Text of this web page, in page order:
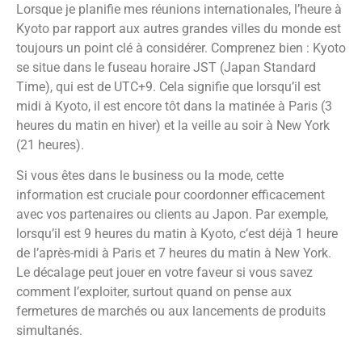
Lorsque je planifie mes réunions internationales, l’heure à
Kyoto par rapport aux autres grandes villes du monde est
toujours un point clé à considérer. Comprenez bien : Kyoto
se situe dans le fuseau horaire JST (Japan Standard
Time), qui est de UTC+9. Cela signifie que lorsqu’il est
midi à Kyoto, il est encore tôt dans la matinée à Paris (3
heures du matin en hiver) et la veille au soir à New York
(21 heures).
Si vous êtes dans le business ou la mode, cette
information est cruciale pour coordonner efficacement
avec vos partenaires ou clients au Japon. Par exemple,
lorsqu’il est 9 heures du matin à Kyoto, c’est déjà 1 heure
de l’après-midi à Paris et 7 heures du matin à New York.
Le décalage peut jouer en votre faveur si vous savez
comment l’exploiter, surtout quand on pense aux
fermetures de marchés ou aux lancements de produits
simultanés.